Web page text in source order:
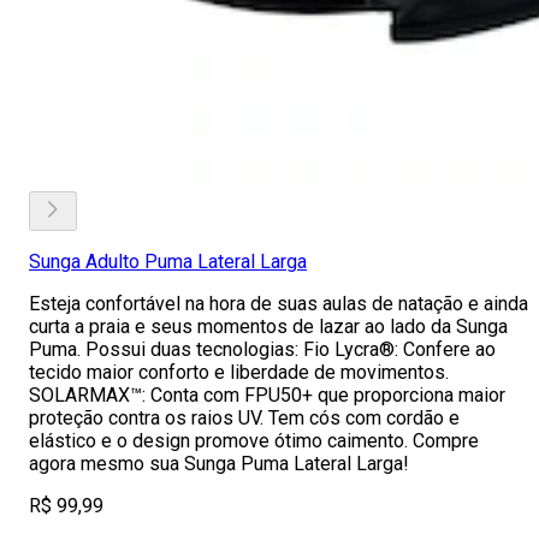
Sunga Adulto Puma Lateral Larga
Esteja confortável na hora de suas aulas de natação e ainda
curta a praia e seus momentos de lazar ao lado da Sunga
Puma. Possui duas tecnologias: Fio Lycra®: Confere ao
tecido maior conforto e liberdade de movimentos.
SOLARMAX™: Conta com FPU50+ que proporciona maior
proteção contra os raios UV. Tem cós com cordão e
elástico e o design promove ótimo caimento. Compre
agora mesmo sua Sunga Puma Lateral Larga!
R$ 99,99